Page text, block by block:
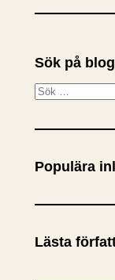
Sök på
S
k
Populära
Lästa